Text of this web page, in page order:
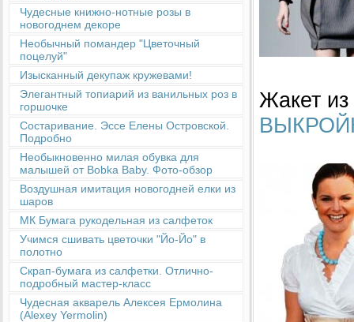
Чудесные книжно-нотные розы в
новогоднем декоре
Необычный помандер "Цветочный
поцелуй"
Изысканный декупаж кружевами!
Элегантный топиарий из ванильных роз в
горшочке
Состаривание. Эссе Елены Островской.
Подробно
Необыкновенно милая обувка для
малышей от Bobka Baby. Фото-обзор
Воздушная имитация новогодней елки из
шаров
МК Бумага рукодельная из салфеток
Учимся сшивать цветочки "Йо-Йо" в
полотно
Скрап-бумага из салфетки. Отлично-
подробный мастер-класс
Чудесная акварель Алексея Ермолина
(Alexey Yermolin)
Жакет